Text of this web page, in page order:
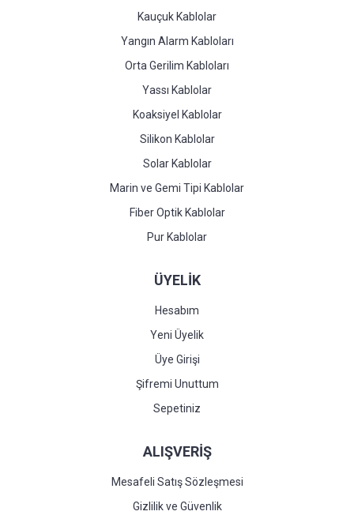
Kauçuk Kablolar
Yangın Alarm Kabloları
Orta Gerilim Kabloları
Yassı Kablolar
Koaksiyel Kablolar
Silikon Kablolar
Solar Kablolar
Marin ve Gemi Tipi Kablolar
Fiber Optik Kablolar
Pur Kablolar
ÜYELİK
Hesabım
Yeni Üyelik
Üye Girişi
Şifremi Unuttum
Sepetiniz
ALIŞVERİŞ
Mesafeli Satış Sözleşmesi
Gizlilik ve Güvenlik